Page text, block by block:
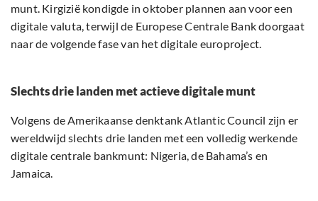
munt. Kirgizië kondigde in oktober plannen aan voor een
digitale valuta, terwijl de Europese Centrale Bank doorgaat
naar de volgende fase van het digitale europroject.
Slechts drie landen met actieve digitale munt
Volgens de Amerikaanse denktank Atlantic Council zijn er
wereldwijd slechts drie landen met een volledig werkende
digitale centrale bankmunt: Nigeria, de Bahama’s en
Jamaica.